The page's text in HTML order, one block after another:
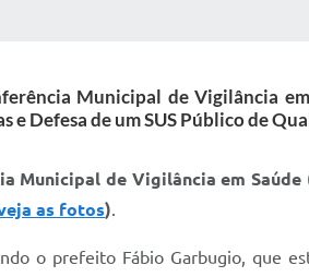
Municipal de Vigilância
Defesa de um SUS Público de
Municipal de Vigilância em Saúde
as fotos).
o prefeito Fábio Garbugio, que